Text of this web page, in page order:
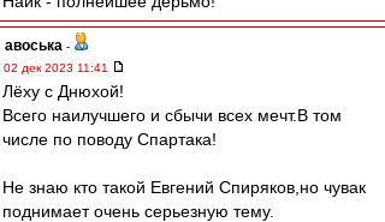
авоська -
02 дек 2023 11:41
Лёху с Днюхой!
Всего наилучшего и сбычи всех мечт.В том
числе по поводу Спартака!
Не знаю кто такой Евгений Спиряков,но чувак
поднимает очень серьезную тему.